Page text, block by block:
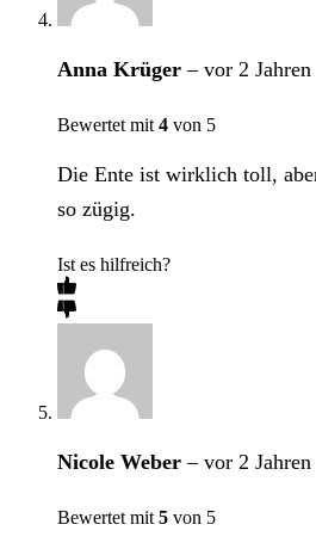
Anna Krüger– vor 2 Jahren
Bewertet mit 4 von 5
Die Ente ist wirklich toll,
so zügig.
Ist es hilfreich?
Nicole Weber– vor 2 Jahren
Bewertet mit 5 von 5